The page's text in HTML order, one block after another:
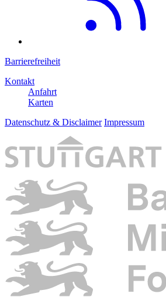
Barrierefreiheit
Kontakt
Anfahrt
Karten
Datenschutz & Disclaimer Impressum